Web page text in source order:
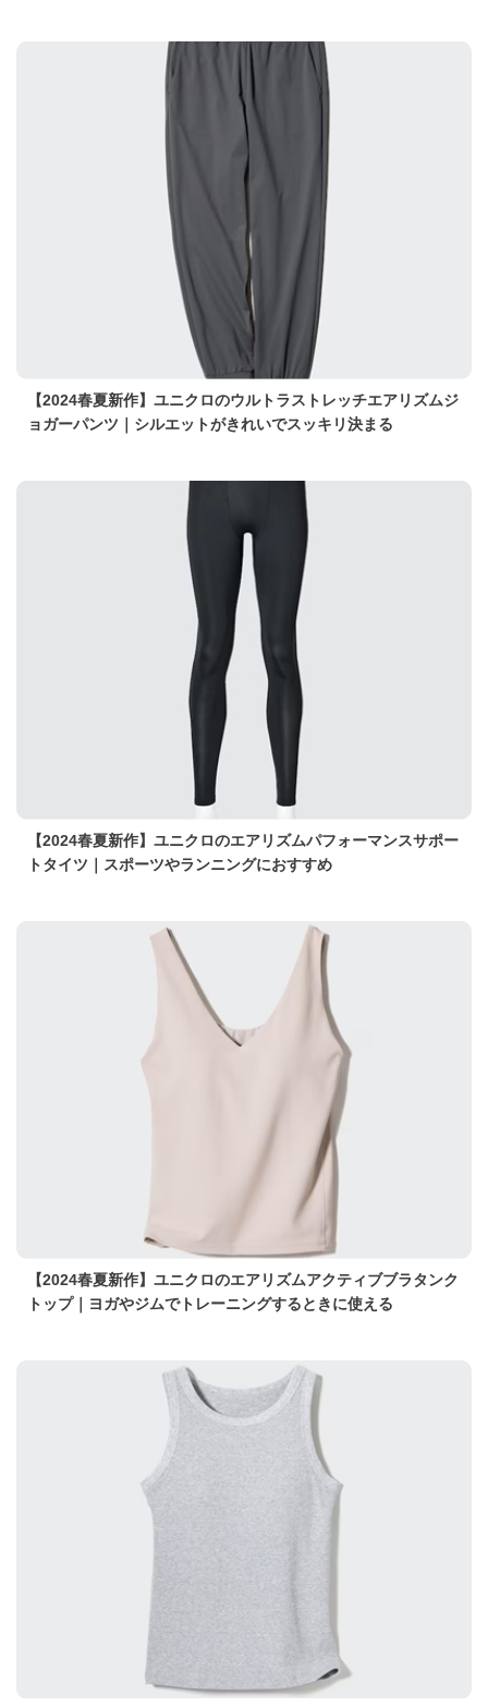
【2024春夏新作】ユニクロのウルトラストレッチエアリズムジ
ョガーパンツ｜シルエットがきれいでスッキリ決まる
【2024春夏新作】ユニクロのエアリズムパフォーマンスサポー
トタイツ｜スポーツやランニングにおすすめ
【2024春夏新作】ユニクロのエアリズムアクティブブラタンク
トップ｜ヨガやジムでトレーニングするときに使える